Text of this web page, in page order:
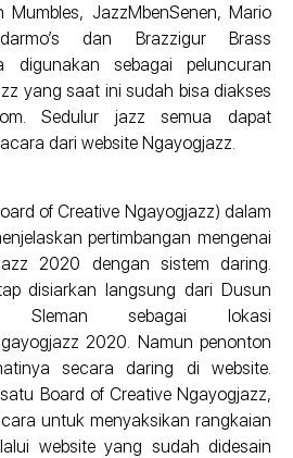
JazzMbenSenen, Mario
dan Brazzigur Brass
digunakan sebagai peluncuran
yang saat ini sudah bisa diakses
Sedulur jazz semua dapat
dari website Ngayogjazz.
of Creative Ngayogjazz) dalam
pertimbangan mengenai
2020 dengan sistem daring.
disiarkan langsung dari Dusun
Sleman sebagai lokasi
2020. Namun penonton
secara daring di website.
Board of Creative Ngayogjazz,
untuk menyaksikan rangkaian
website yang sudah didesain